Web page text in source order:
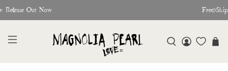
Release Out Now Free